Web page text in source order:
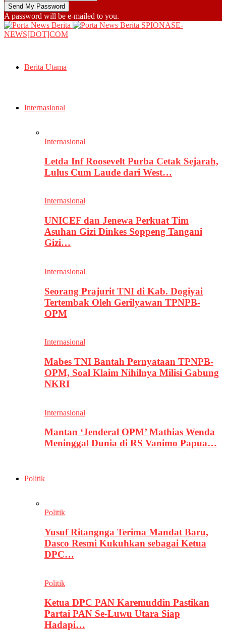
A password will be e-mailed to you.
SPIONASE-
NEWS[DOT]COM
Berita Utama
Internasional
Internasional
Letda Inf Roosevelt Purba Cetak Sejarah,
Lulus Cum Laude dari West…
Internasional
UNICEF dan Jenewa Perkuat Tim
Asuhan Gizi Dinkes Soppeng Tangani
Gizi…
Internasional
Seorang Prajurit TNI di Kab. Dogiyai
Tertembak Oleh Gerilyawan TPNPB-
OPM
Internasional
Mabes TNI Bantah Pernyataan TPNPB-
OPM, Soal Klaim Nihilnya Milisi Gabung
NKRI
Internasional
Mantan ‘Jenderal OPM’ Mathias Wenda
Meninggal Dunia di RS Vanimo Papua…
Politik
Politik
Yusuf Ritangnga Terima Mandat Baru,
Dasco Resmi Kukuhkan sebagai Ketua
DPC…
Politik
Ketua DPC PAN Karemuddin Pastikan
Partai PAN Se-Luwu Utara Siap
Hadapi…